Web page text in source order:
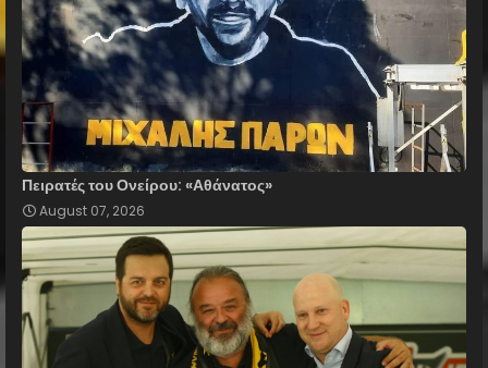
Πειρατές του Ονείρου: «Αθάνατος»
August 07, 2026